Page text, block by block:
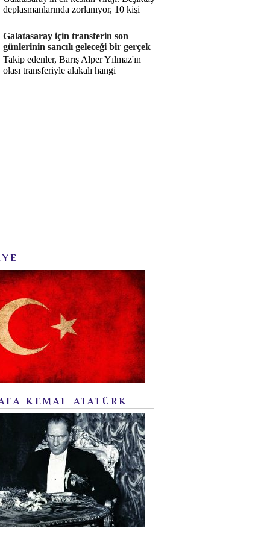
deplasmanlarında zorlanıyor, 10 kişi
bırakılıyorduk. Bu artık öğrendiğimiz
bir gerçek. Sane...
Galatasaray için transferin son
günlerinin sancılı geleceği bir gerçek
Takip edenler, Barış Alper Yılmaz'ın
olası transferiyle alakalı hangi
düşüncede olduğumu bilirler. O
KEMAL ATATÜRK